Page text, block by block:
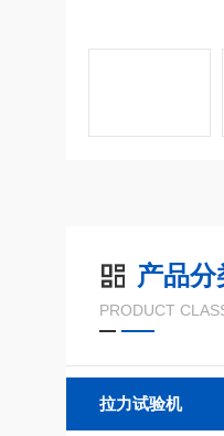
产品分
PRODUCT
拉力试验机